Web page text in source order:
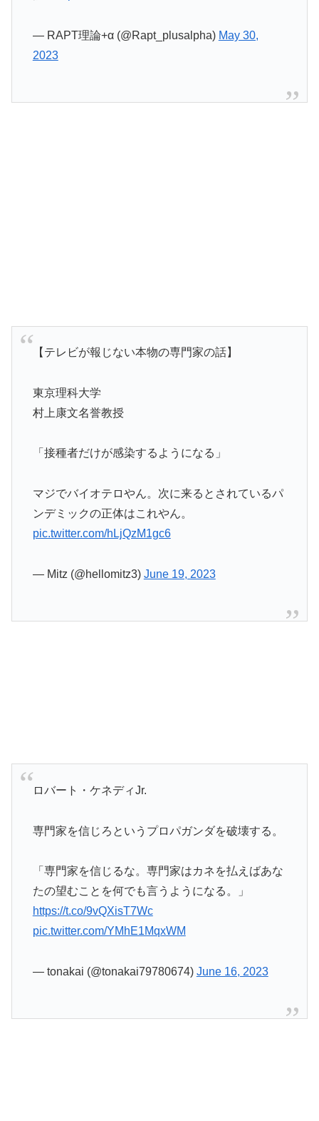
— RAPT理論+α (@Rapt_plusalpha) May 30,
2023
【テレビが報じない本物の専門家の話】
東京理科大学
村上康文名誉教授
「接種者だけが感染するようになる」
マジでバイオテロやん。次に来るとされているパ
ンデミックの正体はこれやん。
pic.twitter.com/hLjQzM1gc6
— Mitz (@hellomitz3) June 19, 2023
ロバート・ケネディJr.
専門家を信じろというプロパガンダを破壊する。
「専門家を信じるな。専門家はカネを払えばあな
たの望むことを何でも言うようになる。」
https://t.co/9vQXisT7Wc
pic.twitter.com/YMhE1MqxWM
— tonakai (@tonakai79780674) June 16, 2023